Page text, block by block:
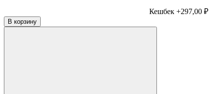
Кешбек +297,00 ₽
В корзину